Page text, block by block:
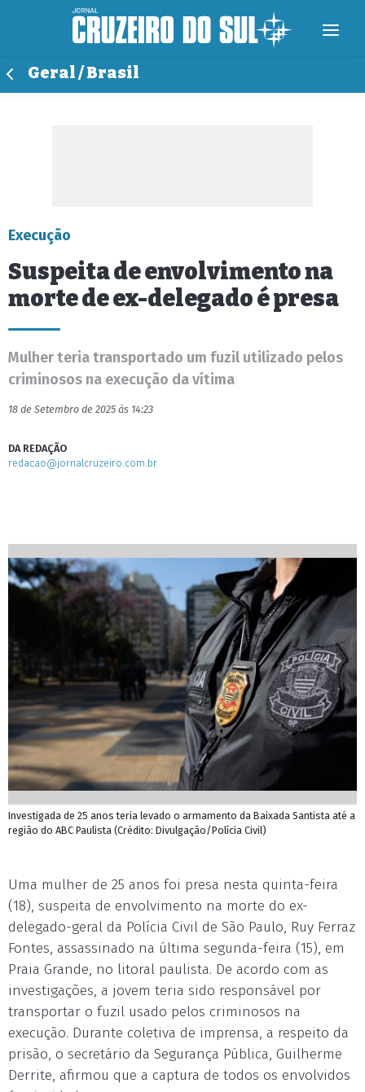
Geral / Brasil
Execução
Suspeita de envolvimento na
morte de ex-delegado é presa
Mulher teria transportado um fuzil utilizado pelos
criminosos na execução da vítima
18 de Setembro de 2025 às 14:23
DA REDAÇÃO
redacao@jornalcruzeiro.com.br
Investigada de 25 anos teria levado o armamento da Baixada Santista até a
região do ABC Paulista (Crédito: Divulgação/Polícia Civil)
Uma mulher de 25 anos foi presa nesta quinta-feira
(18), suspeita de envolvimento na morte do ex-
delegado-geral da Polícia Civil de São Paulo, Ruy Ferraz
Fontes, assassinado na última segunda-feira (15), em
Praia Grande, no litoral paulista. De acordo com as
investigações, a jovem teria sido responsável por
transportar o fuzil usado pelos criminosos na
execução. Durante coletiva de imprensa, a respeito da
prisão, o secretário da Segurança Pública, Guilherme
Derrite, afirmou que a captura de todos os envolvidos